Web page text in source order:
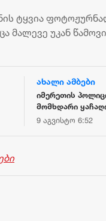
ტყვია
მალევე უკან
ახალი ამბები
იმერეთის
მომხდარი
დაკავებულია
9 აგვისტო 6:52